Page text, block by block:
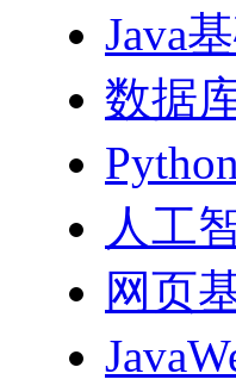
Java
数据
人工
网页